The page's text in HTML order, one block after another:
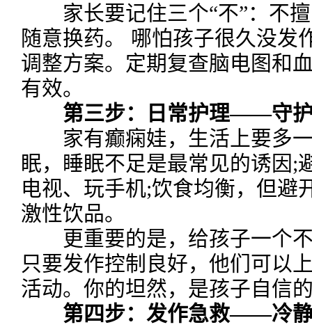
家长要记住三个“不”：不擅
随意换药。 哪怕孩子很久没发
调整方案。定期复查脑电图和
有效。
第三步：日常护理——守护
家有癫痫娃，生活上要多一
眠，睡眠不足是最常见的诱因;
电视、玩手机;饮食均衡，但避
激性饮品。
更重要的是，给孩子一个不
只要发作控制良好，他们可以
活动。你的坦然，是孩子自信
第四步：发作急救——冷